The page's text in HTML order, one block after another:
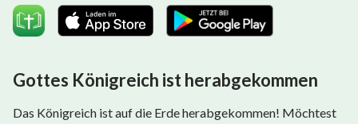
Gottes Königreich ist herabgekommen
Das Königreich ist auf die Erde herabgekommen! Möchtest